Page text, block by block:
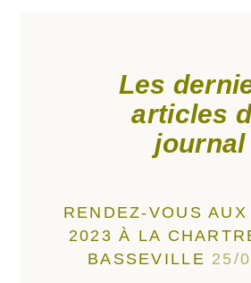
Les
articles
journal
RENDEZ-VOUS
2023 À LA
BASSEVILLE 25/